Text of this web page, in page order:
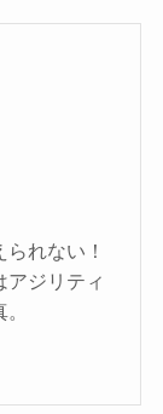
れない！
アジリティ